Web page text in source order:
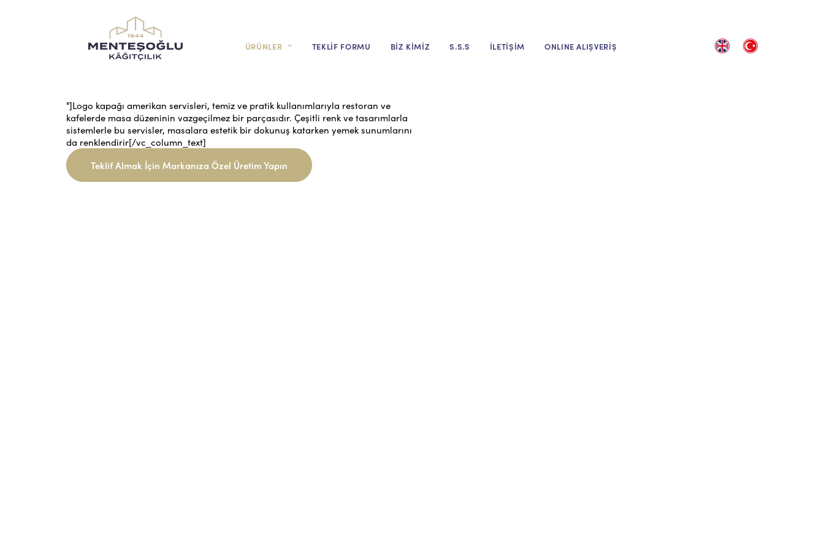
ÜRÜNLER TEKLİF FORMU BİZ KİMİZ S.S.S İLETİŞİM ONLINE ALIŞVERİŞ
"]Logo kapağı amerikan servisleri, temiz ve pratik kullanımlarıyla restoran ve
kafelerde masa düzeninin vazgeçilmez bir parçasıdır. Çeşitli renk ve tasarımlarla
sistemlerle bu servisler, masalara estetik bir dokunuş katarken yemek sunumlarını
da renklendirir[/vc_column_text]
Teklif Almak İçin Markanıza Özel Üretim Yapın